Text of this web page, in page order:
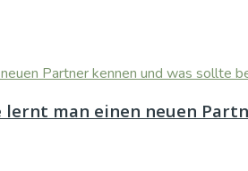
man einen neuen